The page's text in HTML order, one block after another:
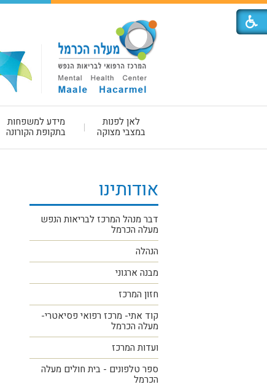
לאן לפנות
במצבי מצוקה
מידע למשפחות
בתקופת הקורונה
אודותינו
דבר מנהל המרכז לבריאות הנפש
מעלה הכרמל
הנהלה
מבנה ארגוני
חזון המרכז
קוד אתי- מרכז רפואי פסיאטרי-
מעלה הכרמל
ועדות המרכז
ספר טלפונים - בית חולים מעלה
הכרמל